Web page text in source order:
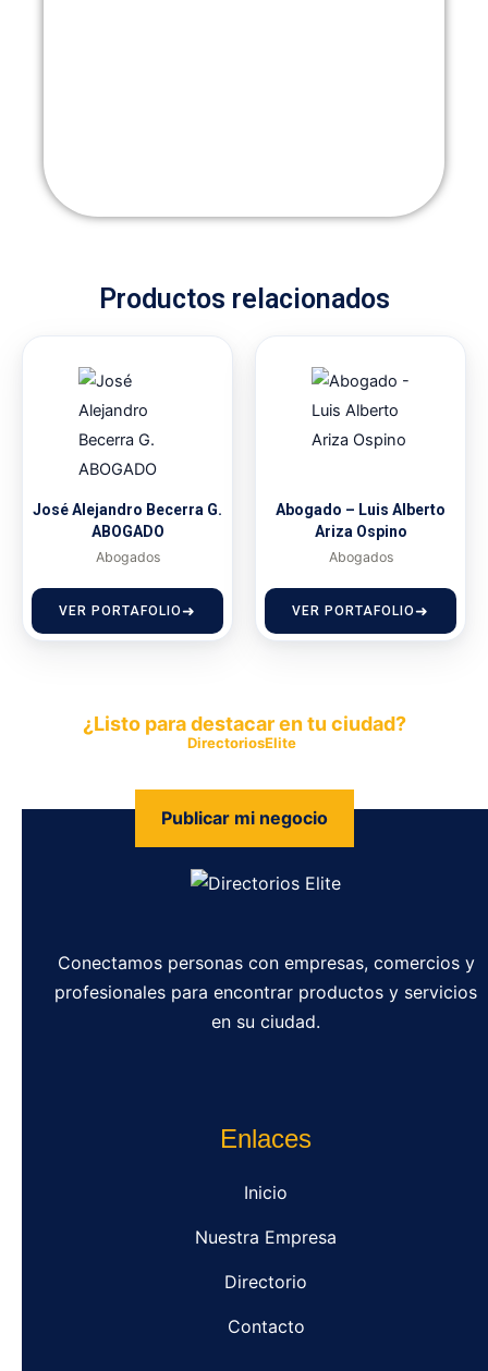
Productos relacionados
José Alejandro Becerra G.
ABOGADO
Abogados
VER PORTAFOLIO
Abogado – Luis Alberto
Ariza Ospino
Abogados
VER PORTAFOLIO
¿Listo para destacar en tu ciudad?
DirectoriosElite
Publicar mi negocio
Conectamos personas con empresas, comercios y
profesionales para encontrar productos y servicios
en su ciudad.
Enlaces
Inicio
Nuestra Empresa
Directorio
Contacto